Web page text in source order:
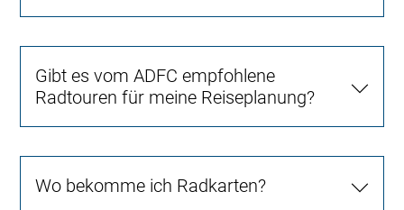
Gibt es vom ADFC empfohlene
Radtouren für meine Reiseplanung?
Wo bekomme ich Radkarten?